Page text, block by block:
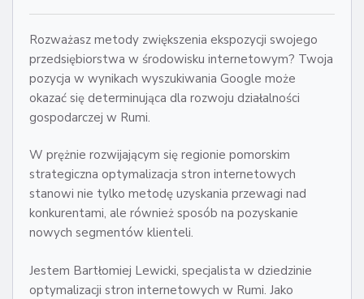
Rozważasz metody zwiększenia ekspozycji swojego
przedsiębiorstwa w środowisku internetowym? Twoja
pozycja w wynikach wyszukiwania Google może
okazać się determinująca dla rozwoju działalności
gospodarczej w Rumi.
W prężnie rozwijającym się regionie pomorskim
strategiczna optymalizacja stron internetowych
stanowi nie tylko metodę uzyskania przewagi nad
konkurentami, ale również sposób na pozyskanie
nowych segmentów klienteli.
Jestem Bartłomiej Lewicki, specjalista w dziedzinie
optymalizacji stron internetowych w Rumi. Jako